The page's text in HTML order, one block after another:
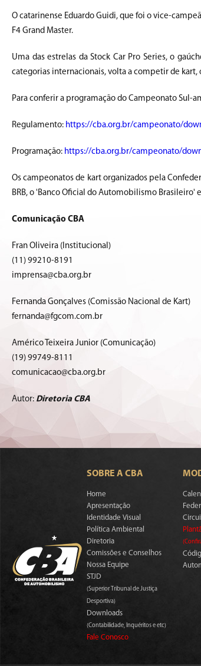
O catarinense Eduardo Guidi, que foi o vice-
F4 Grand Master.
Uma das estrelas da Stock Car Pro Series, o
categorias internacionais, volta a competir de
Para conferir a programação do Campeonato Sul-
Regulamento: https://cba.org.br/campeonato/
Programação: https://cba.org.br/campeonato/
Os campeonatos de kart organizados pela
BRB, o 'Banco Oficial do Automobilismo Brasileiro'
Comunicação CBA
Fran Oliveira (Institucional)
(11) 99210-8191
imprensa@cba.org.br
Fernanda Gonçalves (Comissão Nacional de Kart)
fernanda@fgcom.com.br
Américo Teixeira Junior (Comunicação)
(19) 99749-8111
comunicacao@cba.org.br
Autor: Diretoria CBA
SOBRE A CBA
Home
Apresentação
Identidade Visual
Política Ambiental
Diretoria
Comissões e Conselhos
Nossa Equipe
STJD
(Superior Tribunal de Justiça
Desportiva)
Downloads
(Contabilidade, Inquéritos e etc)
Fale Conosco